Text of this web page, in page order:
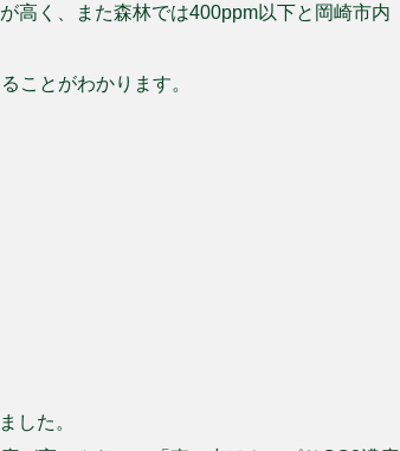
高く、また森林では400ppm以下と岡崎市内
ことがわかります。
した。